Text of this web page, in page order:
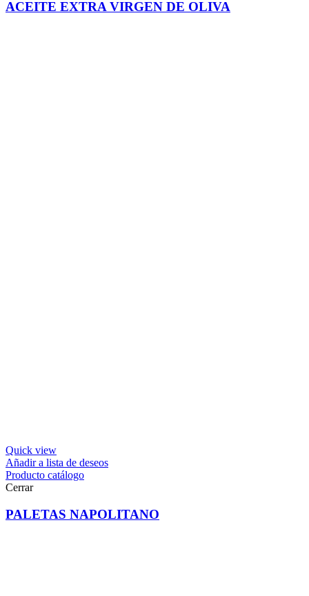
ACEITE EXTRA VIRGEN DE OLIVA
Quick view
Añadir a lista de deseos
Producto catálogo
Cerrar
PALETAS NAPOLITANO